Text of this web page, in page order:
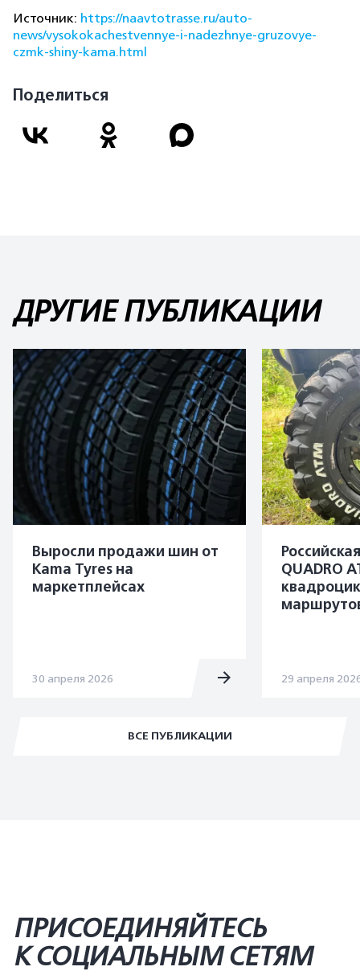
Источник: https://naavtotrasse.ru/auto-
news/vysokokachestvennye-i-nadezhnye-gruzovye-
czmk-shiny-kama.html
Поделиться
ДРУГИЕ ПУБЛИКАЦИИ
ВСЕ ПУБЛИКАЦИИ
Выросли продажи шин от
Kama Tyres на
маркетплейсах
30 апреля 2026
QUADRO
29 апреля
ПРИСОЕДИНЯЙТЕСЬ
К СОЦИАЛЬНЫМ СЕТЯМ